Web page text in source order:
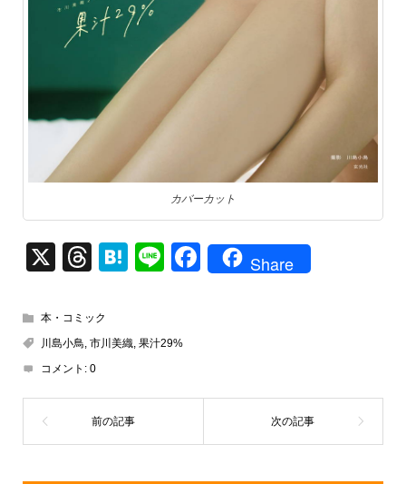
カバーカット
X
T
e
a
d
s
H
n
Li
F
o
Share
本・コミック
川島小鳥 市川美織, 果汁29%
コメント: 0